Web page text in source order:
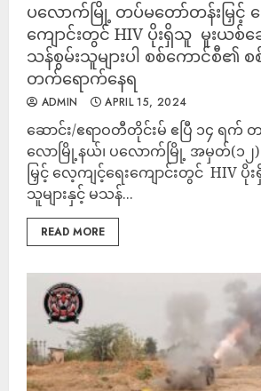
ပလောက်မြို့ တပ်မတော်တန်းမြှင့်
ကျောင်းတွင် HIV ပိုးရှိသူ မူးယစ်
သန်စွမ်းသူများပါ စစ်ကောင်စီ၏
တက်ရောက်နေရ
ADMIN APRIL 15, 2024
ဆောင်း/ဧရာဝတီတိုင်းမ် ဧပြီ ၁၄ ရက် တ
လောမြို့နယ်၊ ပလောက်မြို့ အမှတ်(၁၂
မြှင့် လေ့ကျင့်ရေးကျောင်းတွင် HIV ပို
သူများနှင့် မသန်...
READ MORE